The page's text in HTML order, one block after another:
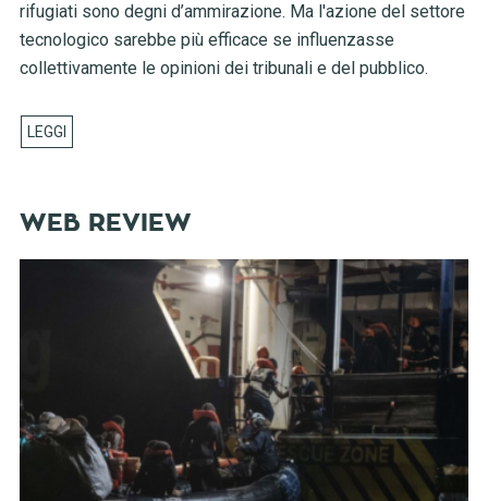
rifugiati sono degni d’ammirazione. Ma l'azione del settore
tecnologico sarebbe più efficace se influenzasse
collettivamente le opinioni dei tribunali e del pubblico.
WEB REVIEW